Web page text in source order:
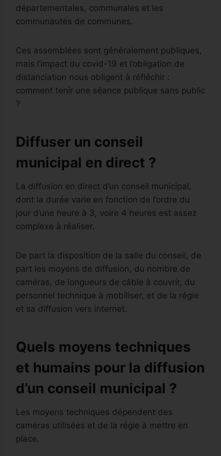
départementales, communales et les
communautés de communes.
Ces assemblées sont généralement publiques,
mais l’impact du covid-19 et l’obligation de
distanciation nous obligent à réfléchir :
comment tenir une séance publique sans public
?
Diffuser un conseil
municipal en direct ?
La diffusion en direct d’un conseil municipal,
dont la durée varie en fonction de l’ordre du
jour d’une heure à 3, voire 4 heures est assez
complexe à réaliser.
De part la disposition de la salle du conseil, de
part les moyens de diffusion, du nombre de
caméras, de longueurs de câble à couvrir, du
personnel technique à mobiliser, et de la régie
et sa diffusion vers internet.
Quels moyens techniques
et humains pour la diffusion
d’un conseil municipal ?
Les moyens techniques dépendent des
caméras utilisées et de la régie à mettre en
place.